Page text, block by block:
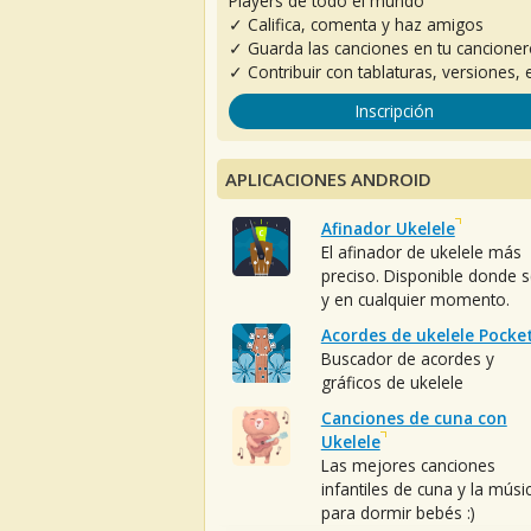
✓ Califica, comenta y haz amigos
✓ Guarda las canciones en tu
✓ Contribuir con tablaturas, versiones,
Inscripción
APLICACIONES ANDROID
Afinador Ukelele
El afinador de ukelele más
preciso. Disponible donde
y en cualquier momento.
Acordes de ukelele
Buscador de acordes y
gráficos de ukelele
Canciones de cuna con
Ukelele
Las mejores canciones
infantiles de cuna y la
para dormir bebés :)